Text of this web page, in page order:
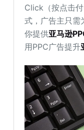
Click（按点击
式，广告主只需
你提供亚马逊
用PPC广告提升